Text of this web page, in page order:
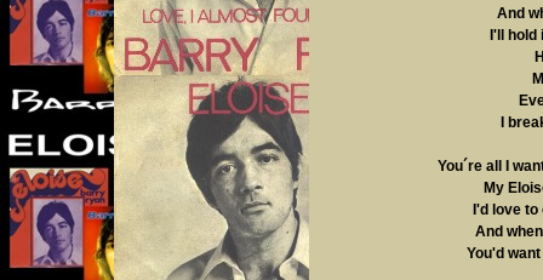
And
I'll hold
I
You´re all I
My
I'd love to
And
You'd